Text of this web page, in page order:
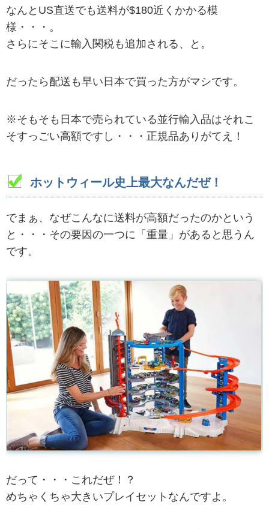
なんとUS直送でも送料が$180近くかかる模
様・・・。
さらにそこに輸入関税も追加される、と。
だったら配送も早い日本で買った方がマシです。
※そもそも日本で売られている並行輸入品はそれこ
そすっごい高額ですし・・・正規品ありがてえ！
ホットウィール史上最大なんだぜ！
でまぁ、なぜこんなに送料が高額だったのかという
と・・・その要因の一つに「重量」があると思うん
です。
だって・・・これだぜ！？
めちゃくちゃ大きいプレイセットなんですよ。